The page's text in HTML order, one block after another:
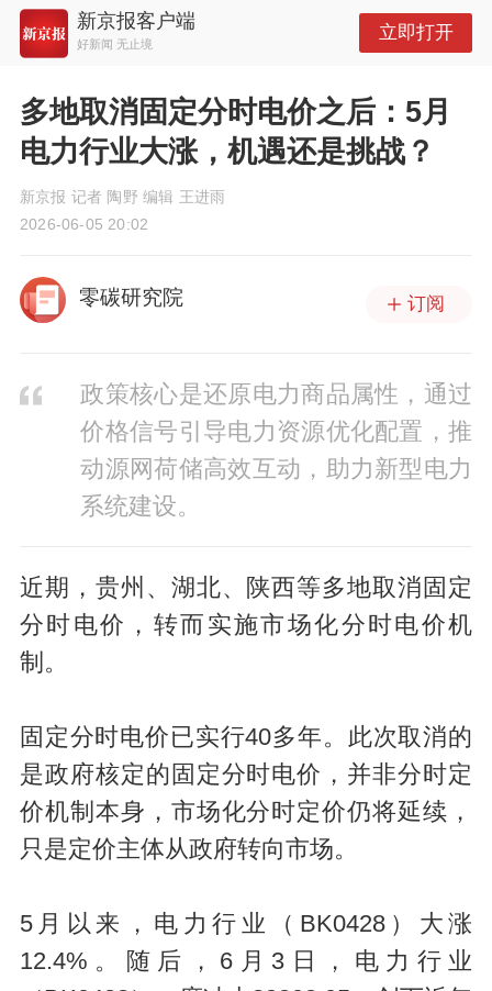
新京报客户端
好新闻 无止境
立即打开
多地取消固定分时电价之后：5月
电力行业大涨，机遇还是挑战？
新京报 记者 陶野 编辑 王进雨
2026-06-05 20:02
零碳研究院 订阅
政策核心是还原电力商品属性，通过
价格信号引导电力资源优化配置，推
动源网荷储高效互动，助力新型电力
系统建设。
近期，贵州、湖北、陕西等多地取消固定
分时电价，转而实施市场化分时电价机
制。
固定分时电价已实行40多年。此次取消的
是政府核定的固定分时电价，并非分时定
价机制本身，市场化分时定价仍将延续，
只是定价主体从政府转向市场。
5月以来，电力行业（BK0428）大涨
12.4%。随后，6月3日，电力行业